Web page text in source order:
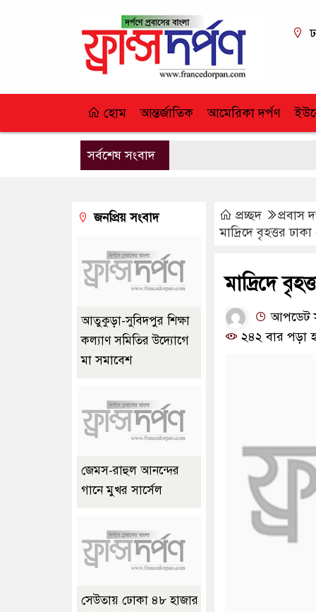
হোম আন্তর্জাতিক আমেরিকা দর্পণ
সর্বশেষ সংবাদ
প্রচ্ছদ
প্রবাস
মাদ্রিদে বৃহত্তর
মাদ্রিদে
আপডেট
২৪২ বার পড়া
জনপ্রিয় সংবাদ
আতুকুড়া-সুবিদপুর শিক্ষা
কল্যাণ সমিতির উদ্যোগে
মা সমাবেশ
জেমস-রাহুল আনন্দের
গানে মুখর সার্সেল
সেউতায় ঢোকা ৪৮ হাজার